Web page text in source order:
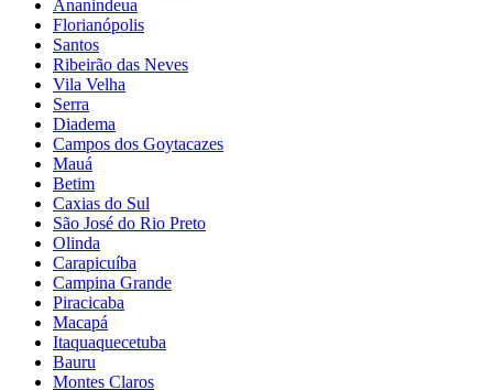
Ananindeua
Florianópolis
Santos
Ribeirão das Neves
Vila Velha
Serra
Diadema
Campos dos Goytacazes
Mauá
Betim
Caxias do Sul
São José do Rio Preto
Olinda
Carapicuíba
Campina Grande
Piracicaba
Macapá
Itaquaquecetuba
Bauru
Montes Claros